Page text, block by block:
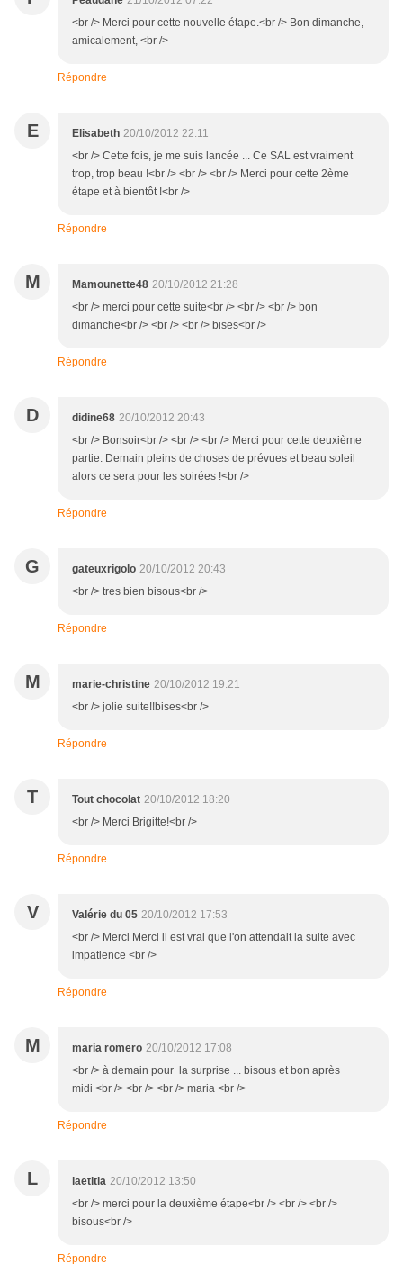
<br /> Merci pour cette nouvelle étape.<br /> Bon dimanche,
amicalement, <br />
Répondre
E Elisabeth 20/10/2012 22:11
<br /> Cette fois, je me suis lancée ... Ce SAL est vraiment
trop, trop beau !<br /> <br /> <br /> Merci pour cette 2ème
étape et à bientôt !<br />
Répondre
M Mamounette48 20/10/2012 21:28
<br /> merci pour cette suite<br /> <br /> <br /> bon
dimanche<br /> <br /> <br /> bises<br />
Répondre
D didine68 20/10/2012 20:43
<br /> Bonsoir<br /> <br /> <br /> Merci pour cette deuxième
partie. Demain pleins de choses de prévues et beau soleil
alors ce sera pour les soirées !<br />
Répondre
G gateuxrigolo 20/10/2012 20:43
<br /> tres bien bisous<br />
Répondre
M marie-christine 20/10/2012 19:21
<br /> jolie suite!!bises<br />
Répondre
T Tout chocolat 20/10/2012 18:20
<br /> Merci Brigitte!<br />
Répondre
V Valérie du 05 20/10/2012 17:53
<br /> Merci Merci il est vrai que l'on attendait la suite avec
impatience <br />
Répondre
M maria romero 20/10/2012 17:08
<br /> à demain pour la surprise ... bisous et bon après
midi <br /> <br /> <br /> maria <br />
Répondre
L laetitia 20/10/2012 13:50
<br /> merci pour la deuxième étape<br /> <br /> <br />
bisous<br />
Répondre